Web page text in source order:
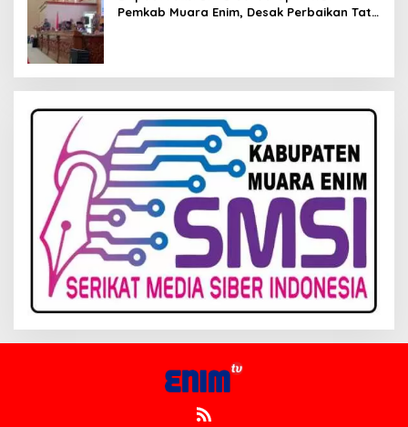
Pemkab Muara Enim, Desak Perbaikan Tata